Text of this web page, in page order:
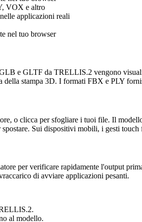
VOX e altro
applicazioni reali
nel tuo browser
e GLTF da TRELLIS.2 vengono
stampa 3D. I formati FBX e PLY
o clicca per sfogliare i tuoi file. Il
Sui dispositivi mobili, i gesti
per verificare rapidamente l'output
di avviare applicazioni pesanti.
al modello.